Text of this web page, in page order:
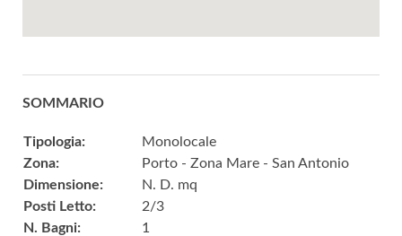
SOMMARIO
Tipologia:
Monolocale
Zona:
Porto - Zona Mare - San Antonio
Dimensione:
N. D. mq
Posti Letto:
2/3
N. Bagni:
1